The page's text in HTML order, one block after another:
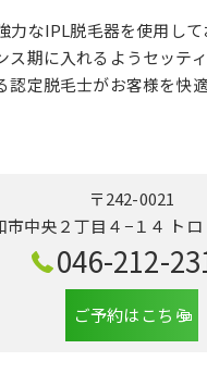
力なIPL脱毛器を使用し
期に入れるようセッテ
定脱毛士がお客様を快
〒242-0021
市中央２丁目４−１４ トロ
046-212-
ご予約はこちら